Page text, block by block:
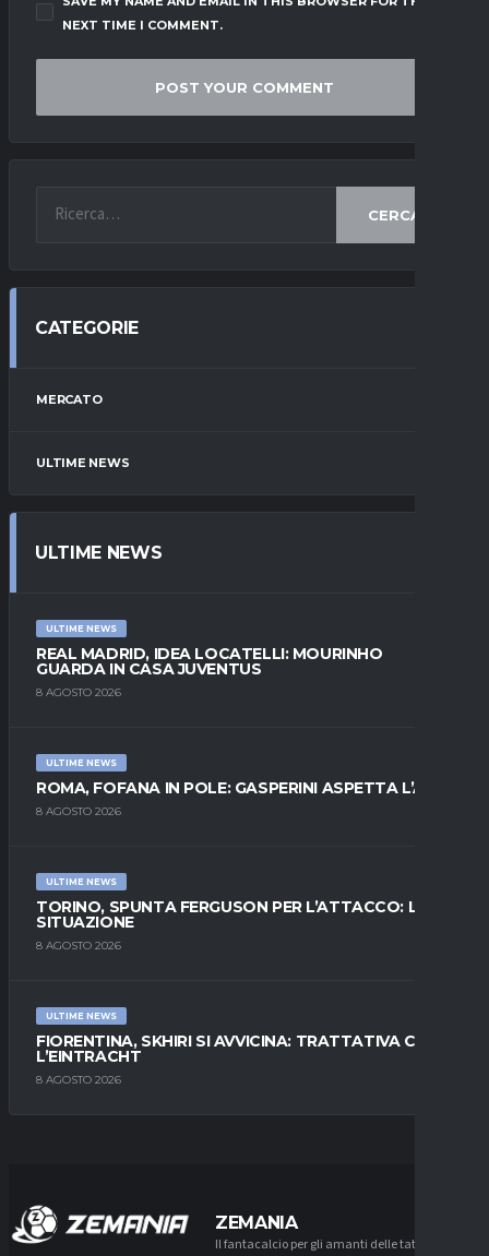
NEXT TIME I COMMENT.
CERCA
CATEGORIE
MERCATO
ULTIME NEWS
ULTIME NEWS
ULTIME NEWS
REAL MADRID, IDEA LOCATELLI: MOURINHO
GUARDA IN CASA JUVENTUS
8 AGOSTO 2026
ULTIME NEWS
ROMA, FOFANA IN POLE: GASPERINI ASPETTA L’ALA
8 AGOSTO 2026
ULTIME NEWS
TORINO, SPUNTA FERGUSON PER L’ATTACCO: LA
SITUAZIONE
8 AGOSTO 2026
ULTIME NEWS
FIORENTINA, SKHIRI SI AVVICINA: TRATTATIVA CON
L’EINTRACHT
8 AGOSTO 2026
ZEMANIA
Il fantacalcio per gli amanti delle tattiche